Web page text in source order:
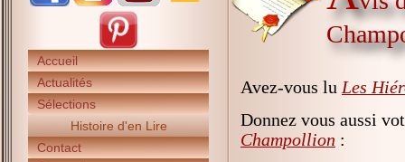
Accueil
Actualités
Sélections
Histoire d'en Lire
Contact
Avez-vous lu Les
Donnez vous aussi
Champollion :